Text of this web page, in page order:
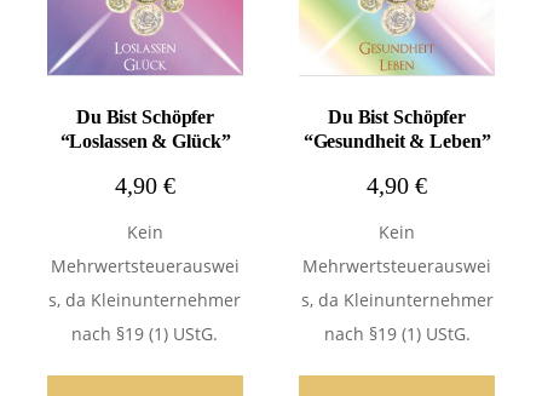
Du Bist Schöpfer
“Loslassen & Glück”
4,90 €
Kein
Mehrwertsteuerauswei
s, da Kleinunternehmer
nach §19 (1) UStG.
Du Bist Schöpfer
“Gesundheit & Leben”
4,90€
Kein
Mehrwertsteuerauswei
s, da Kleinunternehmer
nach §19 (1) UStG.